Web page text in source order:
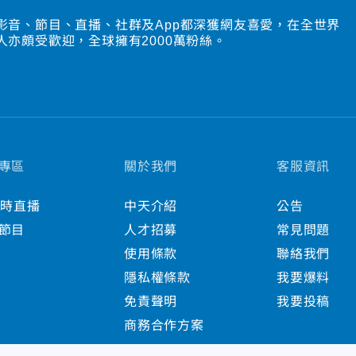
音、節目、直播、社群及App都深獲網友喜愛，在全世界
亦頗受歡迎，全球擁有2000萬粉絲。
區
直播
目
關於我們
中天介紹
人才招募
使用條款
隱私權條款
免責聲明
商務合作方案
客服資訊
公告
常見問題
聯絡我們
我要爆料
我要投稿